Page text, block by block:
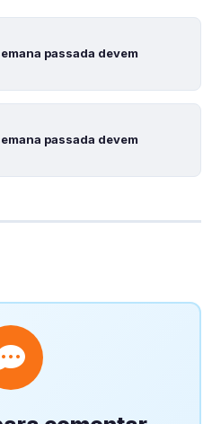
passada devem
passada devem